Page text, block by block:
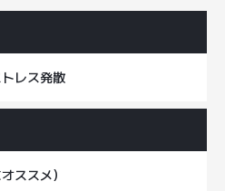
レス発散
ススメ）